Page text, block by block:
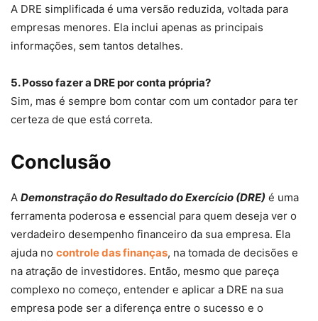
A DRE simplificada é uma versão reduzida, voltada para
empresas menores. Ela inclui apenas as principais
informações, sem tantos detalhes.
5. Posso fazer a DRE por conta própria?
Sim, mas é sempre bom contar com um contador para ter
certeza de que está correta.
Conclusão
A Demonstração do Resultado do Exercício (DRE) é uma
ferramenta poderosa e essencial para quem deseja ver o
verdadeiro desempenho financeiro da sua empresa. Ela
ajuda no controle das finanças, na tomada de decisões e
na atração de investidores. Então, mesmo que pareça
complexo no começo, entender e aplicar a DRE na sua
empresa pode ser a diferença entre o sucesso e o